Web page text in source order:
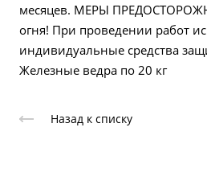
месяцев. МЕРЫ
огня! При проведении работ
индивидуальные средства
Железные ведра по 20 кг
Назад к списку